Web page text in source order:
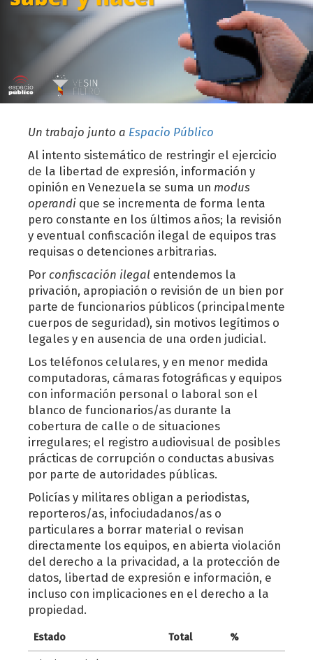
Un trabajo junto a Espacio Público
Al intento sistemático de restringir el ejercicio
de la libertad de expresión, información y
opinión en Venezuela se suma un modus
operandi que se incrementa de forma lenta
pero constante en los últimos años; la revisión
y eventual confiscación ilegal de equipos tras
requisas o detenciones arbitrarias.
Por confiscación ilegal entendemos la
privación, apropiación o revisión de un bien por
parte de funcionarios públicos (principalmente
cuerpos de seguridad), sin motivos legítimos o
legales y en ausencia de una orden judicial.
Los teléfonos celulares, y en menor medida
computadoras, cámaras fotográficas y equipos
con información personal o laboral son el
blanco de funcionarios/as durante la
cobertura de calle o de situaciones
irregulares; el registro audiovisual de posibles
prácticas de corrupción o conductas abusivas
por parte de autoridades públicas.
Policías y militares obligan a periodistas,
reporteros/as, infociudadanos/as o
particulares a borrar material o revisan
directamente los equipos, en abierta violación
del derecho a la privacidad, a la protección de
datos, libertad de expresión e información, e
incluso con implicaciones en el derecho a la
propiedad.
Estado Total %